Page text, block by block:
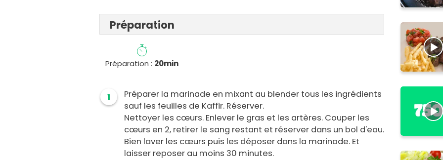
Préparation
Préparation : 20min
1
Préparer la marinade en mixant au blender tous les ingrédients
sauf les feuilles de Kaffir. Réserver.
Nettoyer les cœurs. Enlever le gras et les artères. Couper les
cœurs en 2, retirer le sang restant et réserver dans un bol d'eau.
Bien laver les cœurs puis les déposer dans la marinade. Et
laisser reposer au moins 30 minutes.